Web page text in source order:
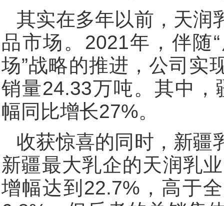
其实在多年以前，天润
品市场。2021年，伴随
场”战略的推进，公司实
销量24.33万吨。其中
幅同比增长27%。
收获惊喜的同时，新疆
新疆最大乳企的天润乳
增幅达到22.7%，高于